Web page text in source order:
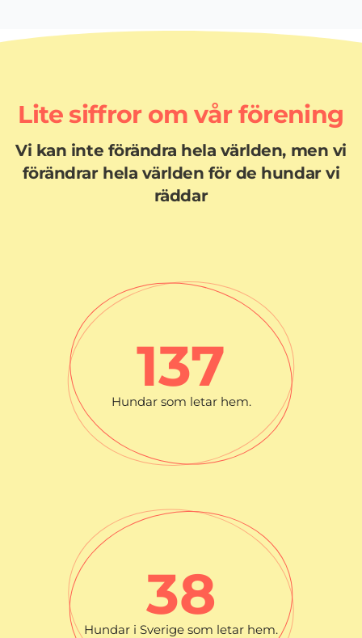
Lite siffror om vår förening
Vi kan inte förändra hela världen, men vi
förändrar hela världen för de hundar vi
räddar
Hundar som letar hem.
138
Hundar i Sverige som letar hem.
39